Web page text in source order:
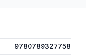
9780789327758